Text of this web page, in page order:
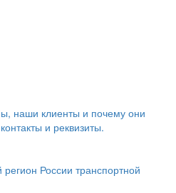
наши клиенты и почему они
и реквизиты.
России транспортной